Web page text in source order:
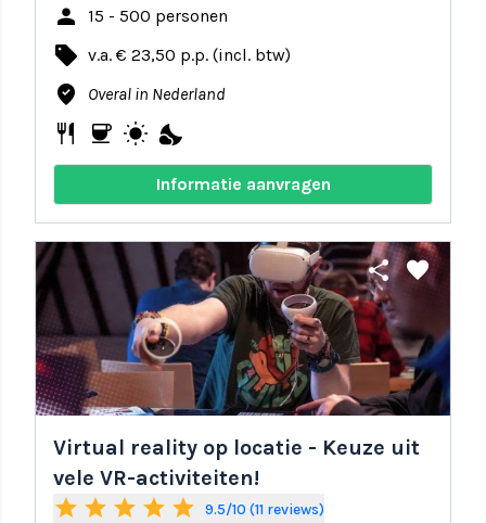
person 15 - 500 personen
local_offer v.a. € 23,50 p.p. (incl. btw)
where_to_vote Overal in Nederland
restaurant coffee wb_sunny nights_stay
Informatie aanvragen
share favorite
Virtual reality op locatie - Keuze uit
vele VR-activiteiten!
star star star star star 9.5/10 (11 reviews)